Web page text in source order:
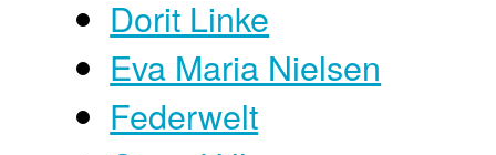
Dorit Linke
Eva Maria Nielsen
Federwelt